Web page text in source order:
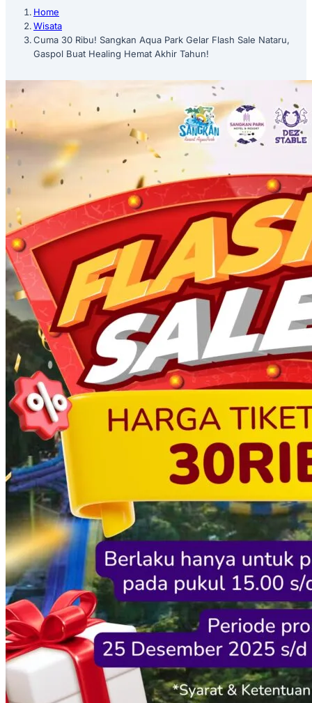
Home
Wisata
‎Cuma 30 Ribu! Sangkan Aqua Park Gelar Flash Sale Nataru,
Gaspol Buat Healing Hemat Akhir Tahun!‎‎